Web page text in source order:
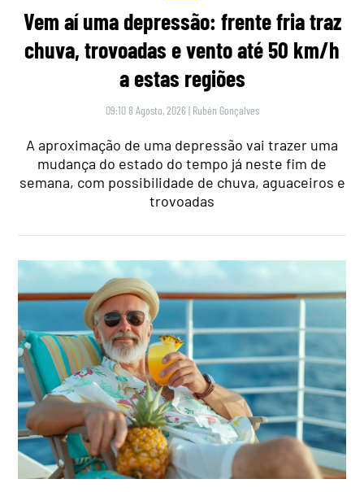
Vem aí uma depressão: frente fria traz
chuva, trovoadas e vento até 50 km/h
a estas regiões
09:10 8 Agosto, 2026 | Rubén Gonçalves
A aproximação de uma depressão vai trazer uma
mudança do estado do tempo já neste fim de
semana, com possibilidade de chuva, aguaceiros e
trovoadas